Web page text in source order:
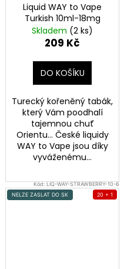
Liquid WAY to Vape
Turkish 10ml-18mg
Skladem (2 ks)
209 Kč
DO KOŠÍKU
Turecký kořeněný tabák,
který Vám poodhalí
tajemnou chuť
Orientu... České liquidy
WAY to Vape jsou díky
vyváženému...
Kód:LIQ-WAY-STRAWBERRY-10-6
NELZE ZASLAT DO SK
20 + 1